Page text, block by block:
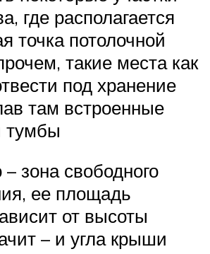
где располагается
точка потолочной
такие места как
под хранение
там встроенные
тумбы
зона свободного
ее площадь
от высоты
– и угла крыши